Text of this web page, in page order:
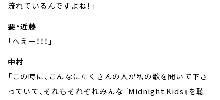
流れているんですよね！」
要・近藤
「へえー！！！」
中村
「この時に、こんなにたくさんの人が私の歌を聞いて下さ
っていて、それもそれぞれみんな『Midnight Kids』を聴